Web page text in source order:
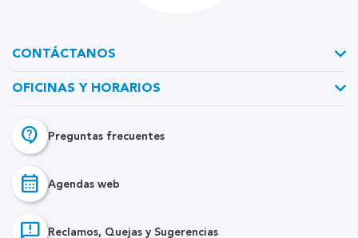
CONTÁCTANOS
OFICINAS Y HORARIOS
contact_support Preguntas frecuentes
calendar_month Agendas web
feedback Reclamos, Quejas y Sugerencias